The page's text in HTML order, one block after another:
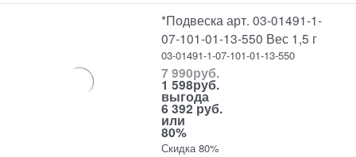
*Подвеска арт. 03-01491-1-
07-101-01-13-550 Вес 1,5 г
03-01491-1-07-101-01-13-550
7 990руб.
1 598руб.
выгода
6 392 руб.
или
80%
Скидка 80%